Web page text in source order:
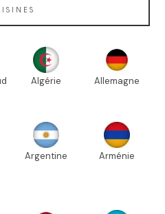
Algérie Allemagne
Argentine Arménie